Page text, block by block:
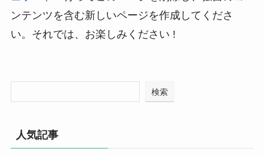
ンテンツを含む新しいページを作成してくださ
い。それでは、お楽しみください !
検索
人気記事